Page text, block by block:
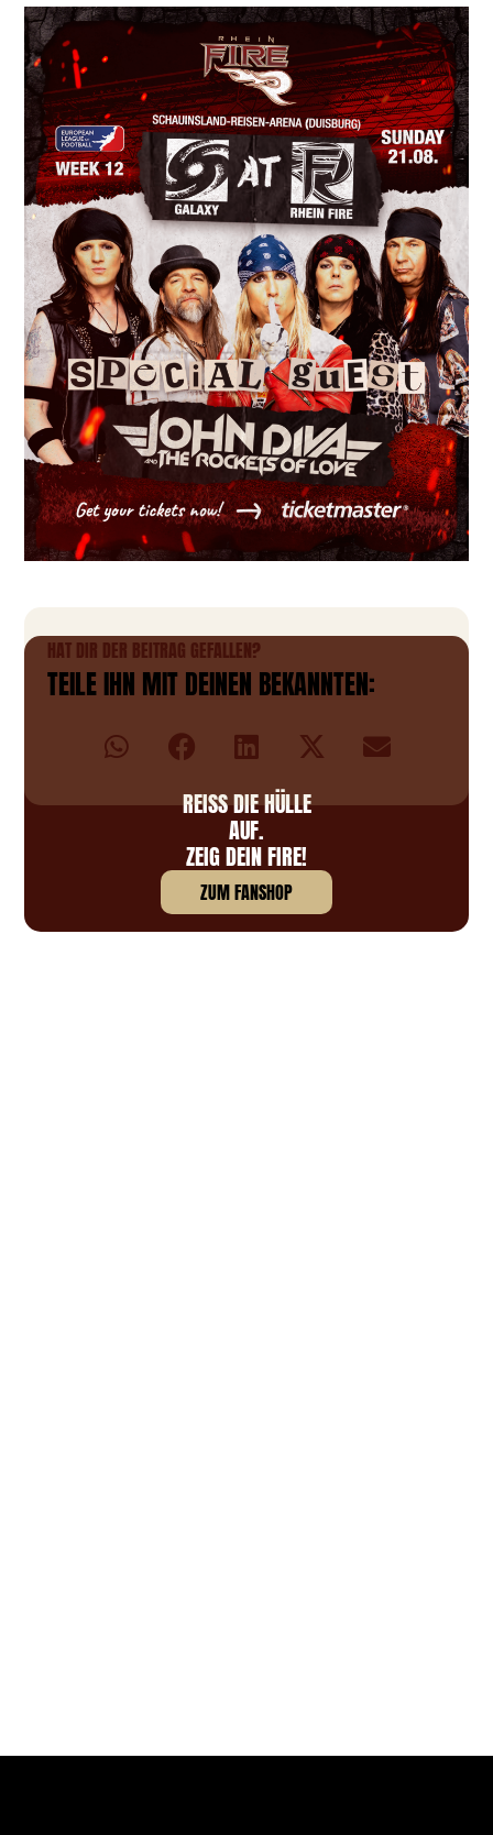
HAT DIR DER BEITRAG GEFALLEN?
TEILE IHN MIT DEINEN BEKANNTEN:
REISS DIE HÜLLE A
UF.
ZEIG DEIN FIRE!
ZUM FANSHOP